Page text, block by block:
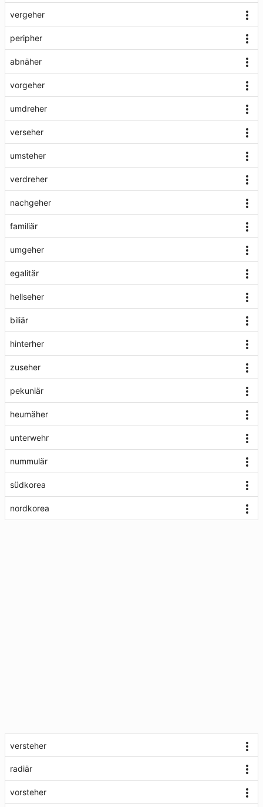
vergeher
peripher
abnäher
vorgeher
umdreher
verseher
umsteher
verdreher
nachgeher
familiär
umgeher
egalitär
hellseher
biliär
hinterher
zuseher
pekuniär
heumäher
unterwehr
nummulär
südkorea
nordkorea
versteher
radiär
vorsteher